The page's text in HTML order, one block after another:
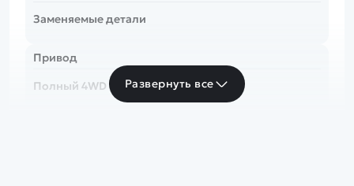
Заменяемые детали
Привод
Полный 4WD
Развернуть все